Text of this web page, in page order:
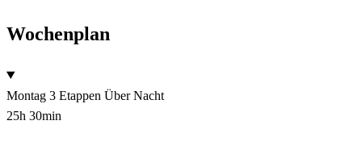
Wochenplan
Montag 3 Etappen Über Nacht
25h 30min